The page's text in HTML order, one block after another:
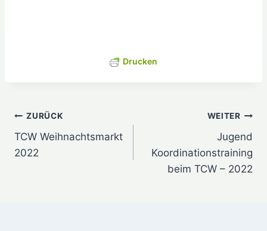
Drucken
Beitragsnavigation
ZURÜCK
TCW Weihnachtsmarkt
2022
WEITER
Jugend
Koordinationstraining
beim TCW – 2022